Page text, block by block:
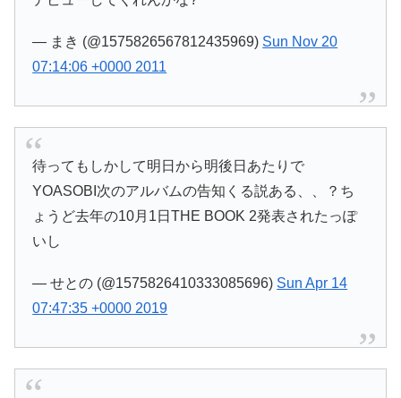
— まき (@1575826567812435969) Sun Nov 20
07:14:06 +0000 2011
待ってもしかして明日から明後日あたりで
YOASOBI次のアルバムの告知くる説ある、、？ち
ょうど去年の10月1日THE BOOK 2発表されたっぽ
いし
— せとの (@1575826410333085696) Sun Apr 14
07:47:35 +0000 2019